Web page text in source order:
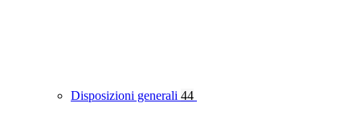
Disposizioni generali 44